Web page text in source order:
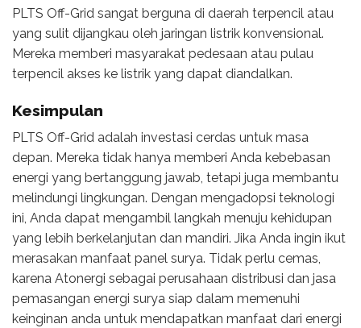
PLTS Off-Grid sangat berguna di daerah terpencil atau
yang sulit dijangkau oleh jaringan listrik konvensional.
Mereka memberi masyarakat pedesaan atau pulau
terpencil akses ke listrik yang dapat diandalkan.
Kesimpulan
PLTS Off-Grid adalah investasi cerdas untuk masa
depan. Mereka tidak hanya memberi Anda kebebasan
energi yang bertanggung jawab, tetapi juga membantu
melindungi lingkungan. Dengan mengadopsi teknologi
ini, Anda dapat mengambil langkah menuju kehidupan
yang lebih berkelanjutan dan mandiri. Jika Anda ingin ikut
merasakan manfaat panel surya. Tidak perlu cemas,
karena Atonergi sebagai perusahaan distribusi dan jasa
pemasangan energi surya siap dalam memenuhi
keinginan anda untuk mendapatkan manfaat dari energi